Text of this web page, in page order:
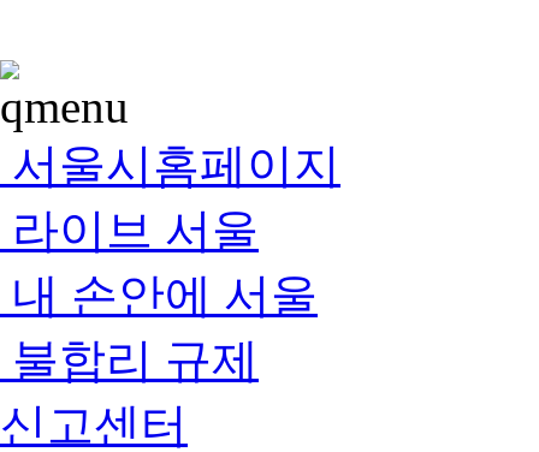
서울시홈페이지
라이브 서울
내 손안에 서울
불합리 규제
신고센터